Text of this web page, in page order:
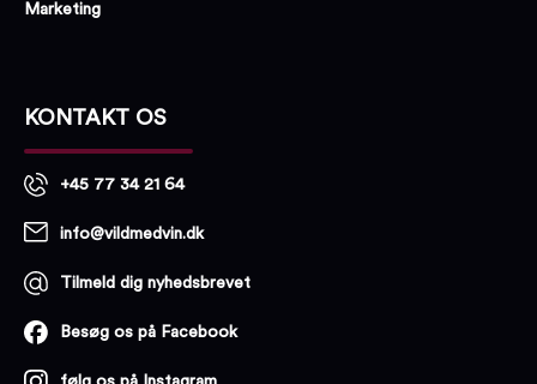
Marketing
KONTAKT OS
+45 77 34 21 64
info@vildmedvin.dk
Tilmeld dig nyhedsbrevet
Besøg os på Facebook